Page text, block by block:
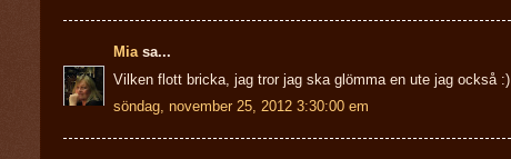
Miasa...
Vilken flott bricka, jag tror jag ska glömma en ute jag också :)
söndag, november 25, 2012 3:30:00 em